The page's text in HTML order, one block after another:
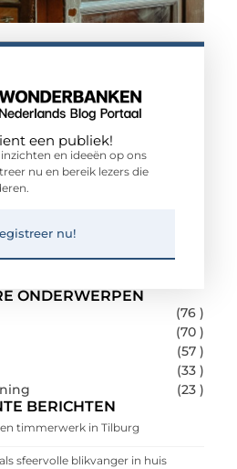
ONDERWERPEN
(76 )
(70 )
(57 )
(33 )
(23 )
BERICHTEN
timmerwerk in Tilburg
sfeervolle blikvanger in huis
een publiek!
en ideeën op ons
nu en bereik lezers die
nu!